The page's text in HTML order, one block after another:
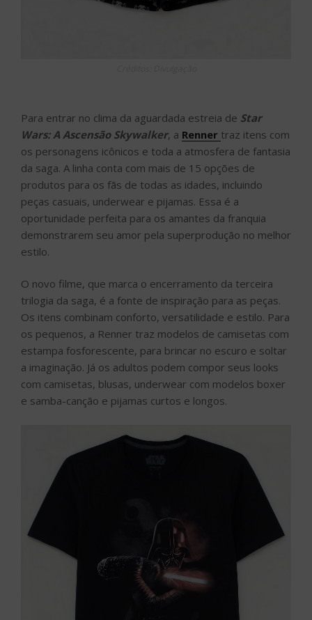
Para entrar no clima da aguardada estreia de Star
Wars: A Ascensão Skywalker, a Renner traz itens com
os personagens icônicos e toda a atmosfera de fantasia
da saga. A linha conta com mais de 15 opções de
produtos para os fãs de todas as idades, incluindo
peças casuais, underwear e pijamas. Essa é a
oportunidade perfeita para os amantes da franquia
demonstrarem seu amor pela superprodução no melhor
estilo.
O novo filme, que marca o encerramento da terceira
trilogia da saga, é a fonte de inspiração para as peças.
Os itens combinam conforto, versatilidade e estilo. Para
os pequenos, a Renner traz modelos de camisetas com
estampa fosforescente, para brincar no escuro e soltar
a imaginação. Já os adultos podem compor seus looks
com camisetas, blusas, underwear com modelos boxer
e samba-canção e pijamas curtos e longos.